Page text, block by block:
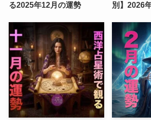
る2025年12月の運勢
別】2026